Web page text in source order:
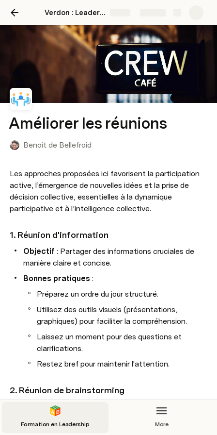
Verdon : Leadership
Améliorer les réunions
Benoit de Bellefroid
Les approches proposées ici favorisent la participation
active, l’émergence de nouvelles idées et la prise de
décision collective, essentielles à la dynamique
participative et à l’intelligence collective.
1. Réunion d'information
Objectif : Partager des informations cruciales de
manière claire et concise.
Bonnes pratiques :
Préparez un ordre du jour structuré.
Utilisez des outils visuels (présentations,
graphiques) pour faciliter la compréhension.
Laissez un moment pour des questions et
clarifications.
Restez bref pour maintenir l'attention.
2. Réunion de brainstorming
Objectif : Générer des idées nouvelles autour d’un
problème ou d’un projet.
Formation en Leadership More